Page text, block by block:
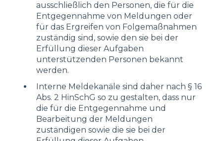
ausschließlich den Personen, die für die
Entgegennahme von Meldungen oder
für das Ergreifen von Folgemaßnahmen
zuständig sind, sowie den sie bei der
Erfüllung dieser Aufgaben
unterstützenden Personen bekannt
werden.
Interne Meldekanäle sind daher nach § 16
Abs. 2 HinSchG so zu gestalten, dass nur
die für die Entgegennahme und
Bearbeitung der Meldungen
zuständigen sowie die sie bei der